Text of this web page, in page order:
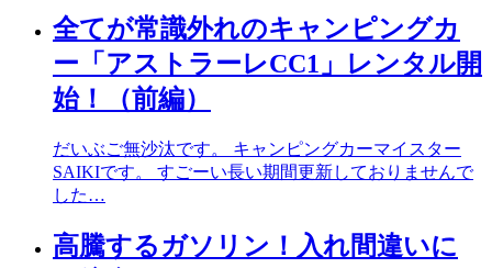
全てが常識外れのキャンピングカ
ー「アストラーレCC1」レンタル開
始！（前編）
だいぶご無沙汰です。 キャンピングカーマイスター
SAIKIです。 すごーい長い期間更新しておりませんで
した…
高騰するガソリン！入れ間違いに